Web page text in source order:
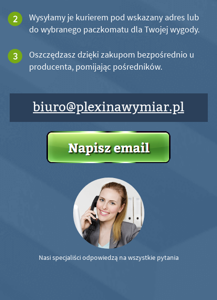
Wysyłamy je kurierem pod wskazany adres lub
do wybranego paczkomatu dla Twojej wygody.
Oszczędzasz dzięki zakupom bezpośrednio u
producenta, pomijając pośredników.
biuro@plexinawymiar.pl
Nasi specjaliści odpowiedzą na wszystkie pytania